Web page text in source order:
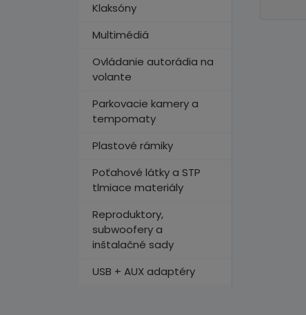
Klaksóny
Multimédiá
Ovládanie autorádia na
volante
Parkovacie kamery a
tempomaty
Plastové rámiky
Poťahové látky a STP
tlmiace materiály
Reproduktory,
subwoofery a
inštalačné sady
USB + AUX adaptéry